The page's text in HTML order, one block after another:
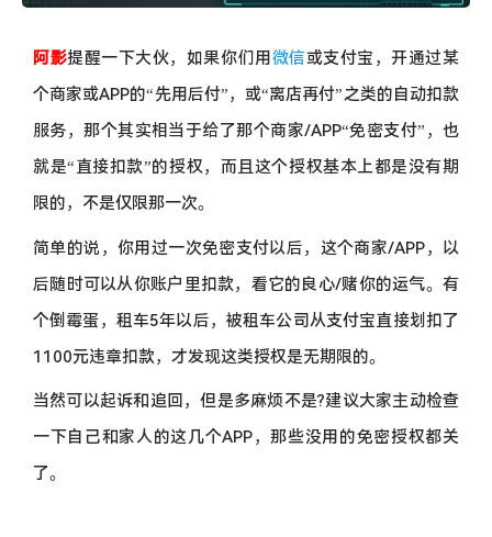
阿影提醒一下大伙，如果你们用 微信或支付宝，开通过某
个商家或APP的“先用后付”，或“离店再付”之类的自动扣款
服务，那个其实相当于给了那个商家/APP“免密支付”，也
就是“直接扣款”的授权，而且这个授权基本上都是没有期
限的，不是仅限那一次。
简单的说，你用过一次免密支付以后，这个商家/APP，以
后随时可以从你账户里扣款，看它的良心/赌你的运气。有
个倒霉蛋，租车5年以后，被租车公司从支付宝直接划扣了
1100元违章扣款，才发现这类授权是无期限的。
当然可以起诉和追回，但是多麻烦不是?建议大家主动检查
一下自己和家人的这几个APP，那些没用的免密授权都关
了。